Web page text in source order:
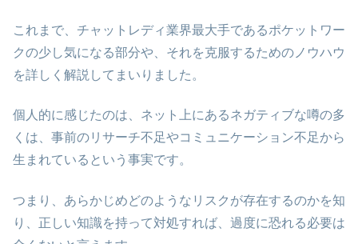
これまで、チャットレディ業界最大手であるポケットワー
クの少し気になる部分や、それを克服するためのノウハウ
を詳しく解説してまいりました。
個人的に感じたのは、ネット上にあるネガティブな噂の多
くは、事前のリサーチ不足やコミュニケーション不足から
生まれているという事実です。
つまり、あらかじめどのようなリスクが存在するのかを知
り、正しい知識を持って対処すれば、過度に恐れる必要は